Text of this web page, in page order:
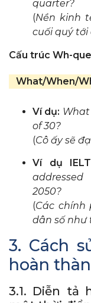
quarter?
(Nền kinh
cuối quý tới
Cấu trúc Wh-
What/When/
Ví dụ:
of 30?
(Cô ấy sẽ
Ví dụ
2050?
(Các chính
dân số như
3. Cách
hoàn
3.1. Diễn tả